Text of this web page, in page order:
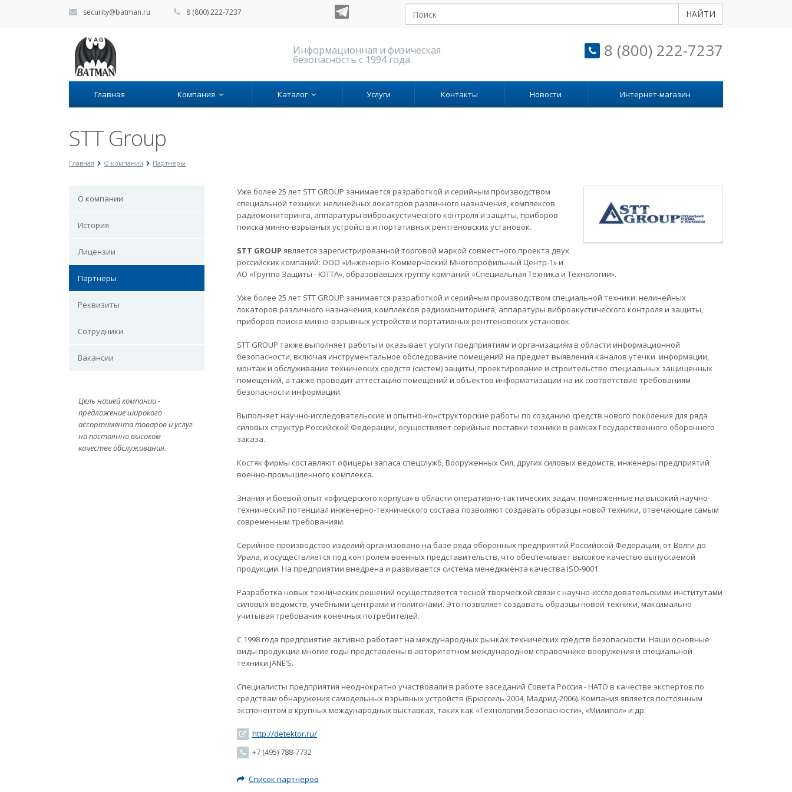
security@batman.ru 8 (800) 222-7237 НАЙТИ
Информационная и физическая
безопасность с 1994 года. 8 (800) 222-7237
Главная Компания Каталог Услуги Контакты Новости Интернет-магазин
STT Group
Главная О компании Партнеры
О компании
История
Лицензии
Партнеры
Реквизиты
Сотрудники
Вакансии
Цель нашей компании -
предложение широкого
ассортимента товаров и услуг
на постоянно высоком
качестве обслуживания.
Уже более 25 лет STT GROUP занимается разработкой и серийным производством
специальной техники: нелинейных локаторов различного назначения, комплексов
радиомониторинга, аппаратуры виброакустического контроля и защиты, приборов
поиска минно-взрывных устройств и портативных рентгеновских установок.
STT GROUP является зарегистрированной торговой маркой совместного проекта двух
российских компаний: ООО «Инженерно-Коммерческий Многопрофильный Центр-1» и
АО «Группа Защиты - ЮТТА», образовавших группу компаний «Специальная Техника и Технологии».
Уже более 25 лет STT GROUP занимается разработкой и серийным производством специальной техники: нелинейных
локаторов различного назначения, комплексов радиомониторинга, аппаратуры виброакустического контроля и защиты,
приборов поиска минно-взрывных устройств и портативных рентгеновских установок.
STT GROUP также выполняет работы и оказывает услуги предприятиям и организациям в области информационной
безопасности, включая инструментальное обследование помещений на предмет выявления каналов утечки информации,
монтаж и обслуживание технических средств (систем) защиты, проектирование и строительство специальных защищенных
помещений, а также проводит аттестацию помещений и объектов информатизации на их соответствие требованиям
безопасности информации.
Выполняет научно-исследовательские и опытно-конструкторские работы по созданию средств нового поколения для ряда
силовых структур Российской Федерации, осуществляет серийные поставки техники в рамках Государственного оборонного
заказа.
Костяк фирмы составляют офицеры запаса спецслужб, Вооруженных Сил, других силовых ведомств, инженеры предприятий
военно-промышленного комплекса.
Знания и боевой опыт «офицерского корпуса» в области оперативно-тактических задач, помноженные на высокий научно-
технический потенциал инженерно-технического состава позволяют создавать образцы новой техники, отвечающие самым
современным требованиям.
Серийное производство изделий организовано на базе ряда оборонных предприятий Российской Федерации, от Волги до
Урала, и осуществляется под контролем военных представительств, что обеспечивает высокое качество выпускаемой
продукции. На предприятии внедрена и развивается система менеджмента качества ISO-9001.
Разработка новых технических решений осуществляется тесной творческой связи с научно-исследовательскими институтами
силовых ведомств, учебными центрами и полигонами. Это позволяет создавать образцы новой техники, максимально
учитывая требования конечных потребителей.
С 1998 года предприятие активно работает на международных рынках технических средств безопасности. Наши основные
виды продукции многие годы представлены в авторитетном международном справочнике вооружения и специальной
техники JANE’S.
Специалисты предприятия неоднократно участвовали в работе заседаний Совета Россия - НАТО в качестве экспертов по
средствам обнаружения самодельных взрывных устройств (Брюссель-2004, Мадрид-2006). Компания является постоянным
экспонентом в крупных международных выставках, таких как «Технологии безопасности», «Милипол» и др.
http://detektor.ru/
+7 (495) 788-7732
Список партнеров